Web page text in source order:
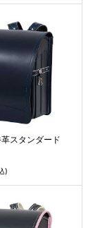
スタンダード
)